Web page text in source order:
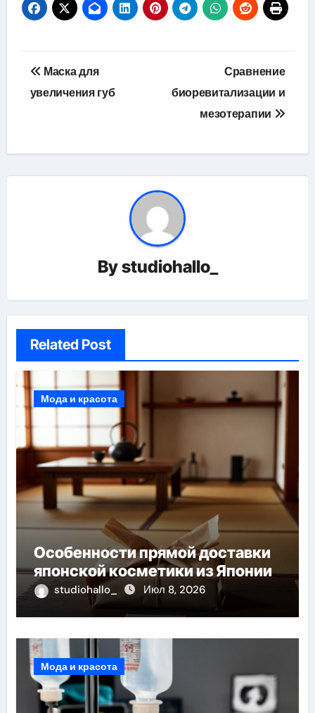
Навигация
по
Маска для
увеличения губ
Сравнение
биоревитализации и
мезотерапии
Bystudiohallo_
Related Post
Мода и красота
Особенности прямой доставки
японской косметики из Японии
studiohallo_ Июл 8, 2026
Мода и красота